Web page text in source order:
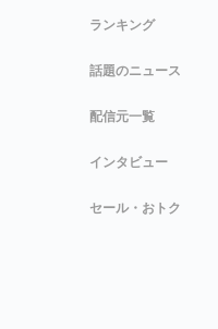
ランキング
話題のニュース
配信元一覧
インタビュー
セール・おトク